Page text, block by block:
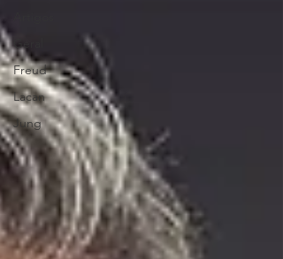
Geral
Freud
Lacan
Jung